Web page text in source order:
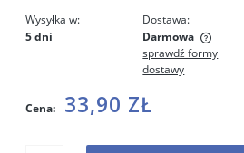
Wysyłka w:
5 dni
Dostawa:
Darmowa
Cena nie zawiera ewentualnych
sprawdź formy
dostawy
Cena: 33,90 ZŁ